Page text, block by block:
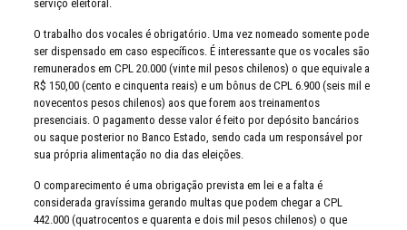
serviço eleitoral.
O trabalho dos vocales é obrigatório. Uma vez nomeado somente pode
ser dispensado em caso específicos. É interessante que os vocales são
remunerados em CPL 20.000 (vinte mil pesos chilenos) o que equivale a
R$ 150,00 (cento e cinquenta reais) e um bônus de CPL 6.900 (seis mil e
novecentos pesos chilenos) aos que forem aos treinamentos
presenciais. O pagamento desse valor é feito por depósito bancários
ou saque posterior no Banco Estado, sendo cada um responsável por
sua própria alimentação no dia das eleições.
O comparecimento é uma obrigação prevista em lei e a falta é
considerada gravíssima gerando multas que podem chegar a CPL
442.000 (quatrocentos e quarenta e dois mil pesos chilenos) o que